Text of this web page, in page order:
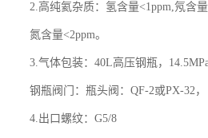
2.高纯氦杂质：氢含量<1ppm,氖含
氮含量<2ppm。
3.气体包装：40L高压钢瓶，
钢瓶阀门：瓶头阀：QF-2或PX-32，
4.出口螺纹：G5/8